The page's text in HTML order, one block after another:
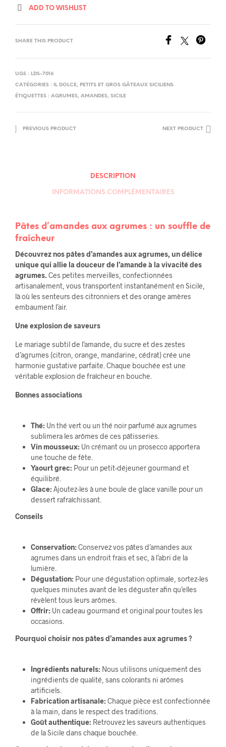
ADD TO WISHLIST
SHARE THIS PRODUCT
UGS : LDS-7016
CATÉGORIES :
IL DOLCE, PETITS ET GROS GÂTEAUX SICILIENS
ÉTIQUETTES : AGRUMES, AMANDES, SICILE
PREVIOUS PRODUCT NEXT PRODUCT
DESCRIPTION
INFORMATIONS COMPLÉMENTAIRES
Pâtes d’amandes aux agrumes : un souffle de
fraîcheur
Découvrez nos pâtes d’amandes aux agrumes, un délice
unique qui allie la douceur de l’amande à la vivacité des
agrumes.Ces petites merveilles, confectionnées
artisanalement, vous transportent instantanément en Sicile,
là où les senteurs des citronniers et des orange amères
embaument l’air.
Une explosion de saveurs
Le mariage subtil de l’amande, du sucre et des zestes
d’agrumes (citron, orange, mandarine, cédrat) crée une
harmonie gustative parfaite. Chaque bouchée est une
véritable explosion de fraîcheur en bouche.
Bonnes associations
Thé:Un thé vert ou un thé noir parfumé aux agrumes
sublimera les arômes de ces pâtisseries.
Vin mousseux:Un crémant ou un prosecco apportera
une touche de fête.
Yaourt grec:Pour un petit-déjeuner gourmand et
équilibré.
Glace:Ajoutez-les à une boule de glace vanille pour un
dessert rafraîchissant.
Conseils
Conservation:Conservez vos pâtes d’amandes aux
agrumes dans un endroit frais et sec, à l’abri de la
lumière.
Dégustation:Pour une dégustation optimale, sortez-les
quelques minutes avant de les déguster afin qu’elles
révèlent tous leurs arômes.
Offrir:Un cadeau gourmand et original pour toutes les
occasions.
Pourquoi choisir nos pâtes d’amandes aux agrumes ?
Ingrédients naturels:Nous utilisons uniquement des
ingrédients de qualité, sans colorants ni arômes
artificiels.
Fabrication artisanale:Chaque pièce est confectionnée
à la main, dans le respect des traditions.
Goût authentique:Retrouvez les saveurs authentiques
de la Sicile dans chaque bouchée.